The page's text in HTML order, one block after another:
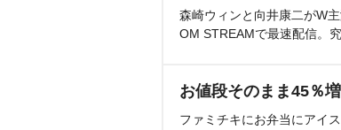
森崎ウィンと向井康二がW
OM STREAMで最速配信。
お値段そのまま45％
ファミチキにお弁当にアイ